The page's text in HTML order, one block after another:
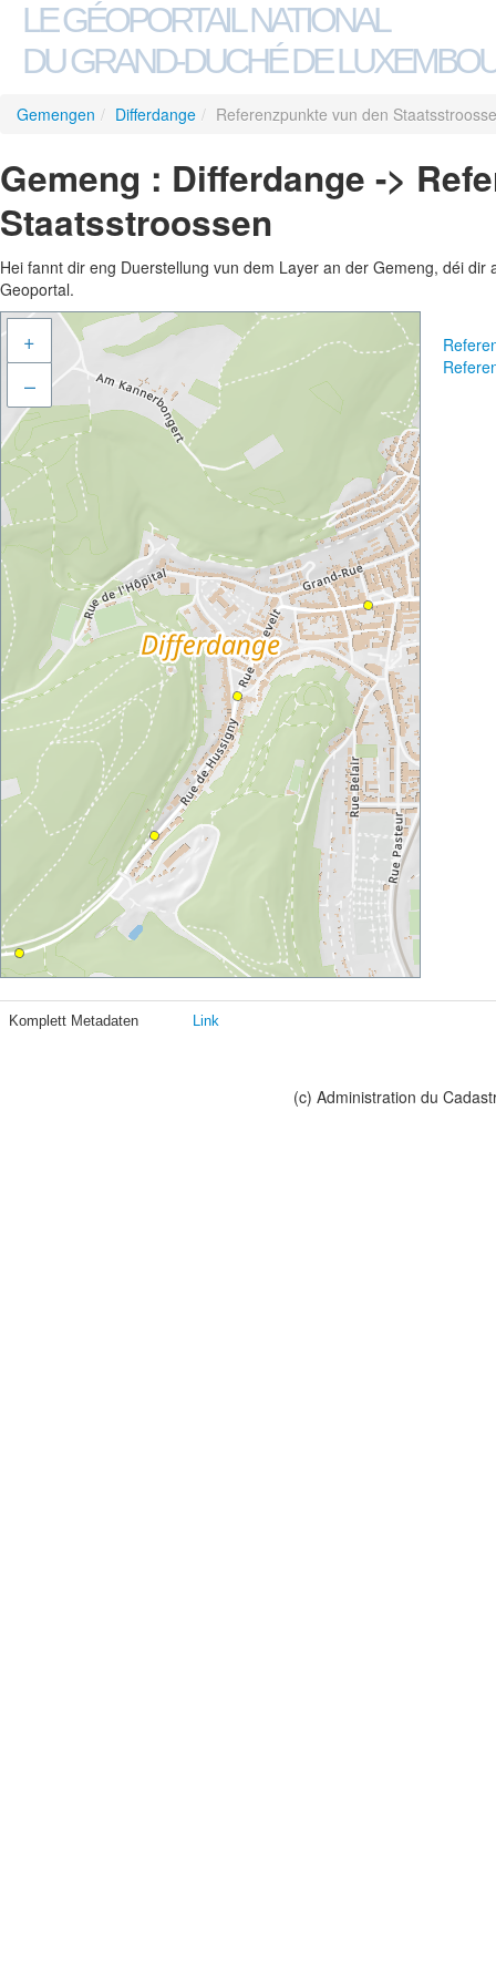
LE GÉOPORTAIL NATIONAL
DU GRAND-DUCHÉ DE
Gemengen / Differdange / Referenzpunkte vun den
Gemeng : Differdange ->
Staatsstroossen
Hei fannt dir eng Duerstellung vun dem Layer an der Gemeng, déi
Geoportal.
+
–
Komplett Metadaten Link
(c) Administration du